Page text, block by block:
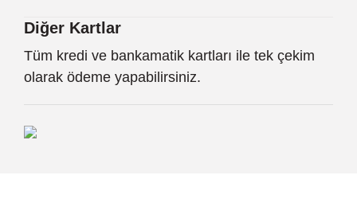
Diğer Kartlar
Tüm kredi ve bankamatik kartları ile tek çekim
olarak ödeme yapabilirsiniz.